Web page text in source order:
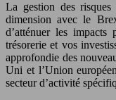
La gestion des
dimension avec le
d’atténuer les
trésorerie et vos
approfondie des
Uni et l’Union
secteur d’activité